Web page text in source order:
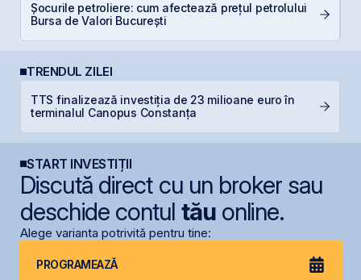
Șocurile petroliere: cum afectează prețul petrolului
Bursa de Valori București
TRENDUL ZILEI
TTS finalizează investiția de 23 milioane euro în
terminalul Canopus Constanța
START INVESTIȚII
Discută direct cu un broker sau
deschide contul tăuonline.
Alege varianta potrivită pentru tine:
PROGRAMEAZĂ